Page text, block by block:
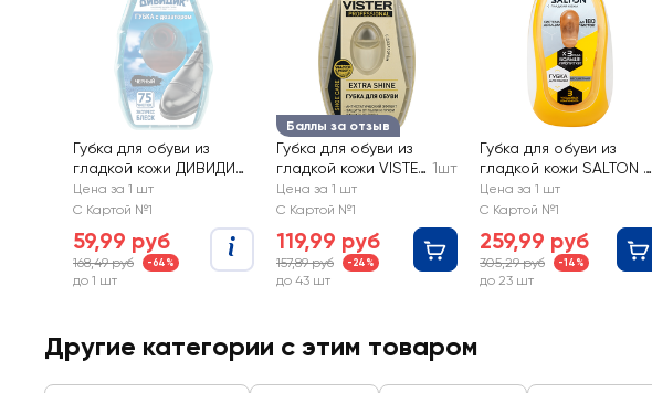
Губка для обуви из
гладкой кожи ДИВИДИК
черная, с дозатором
Цена за 1 шт
С Картой №1
59,99 руб
168,49 руб -64%
до 1 шт
Баллы за отзыв
Губка для обуви из
гладкой кожи VISTER
Proff бесцветная, с
дозатором
1шт
Цена за 1 шт
С Картой №1
119,99 руб
157,89 руб -24%
до 43 шт
Губка для обуви из
гладкой кожи SALTON с
дозатором,
бесцветный
Цена за 1 шт
С Картой №1
259,99 руб
305,29 руб -14%
до 23 шт
Другие категории с этим товаром